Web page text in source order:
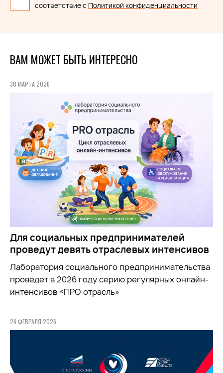
соответствие с Политикой конфиденциальности
ВАМ МОЖЕТ БЫТЬ ИНТЕРЕСНО
30 МАРТА 2026
Для социальных предпринимателей
проведут девять отраслевых интенсивов
Лаборатория социального предпринимательства
проведет в 2026 году серию регулярных онлайн-
интенсивов «ПРО отрасль»
26 ФЕВРАЛЯ 2026